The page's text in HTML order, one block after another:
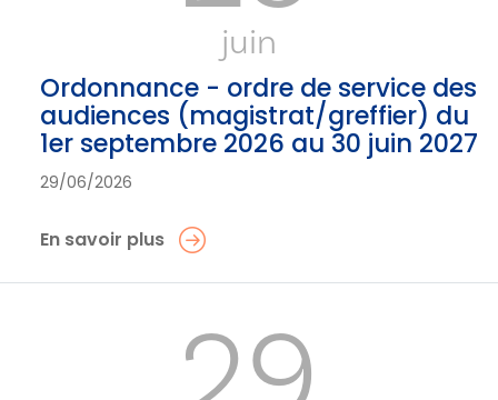
juin
Ordonnance - ordre de service des
audiences (magistrat/greffier) du
1er septembre 2026 au 30 juin 2027
29/06/2026
En savoir plus